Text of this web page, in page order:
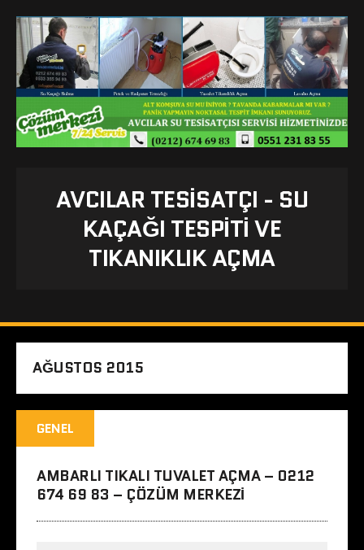
AVCILAR TESISATÇI - SU
KAÇAĞI TESPITI VE
TIKANIKLIK AÇMA
AĞUSTOS 2015
GENEL
AMBARLI TIKALI TUVALET AÇMA – 0212
674 69 83 – ÇÖZÜM MERKEZI